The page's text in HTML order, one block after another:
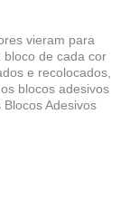
vieram para
bloco de cada cor
e recolocados,
blocos adesivos
Adesivos